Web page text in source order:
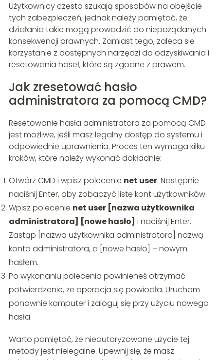
Użytkownicy często szukają sposobów na obejście
tych zabezpieczeń, jednak należy pamiętać, że
działania takie mogą prowadzić do niepożądanych
konsekwencji prawnych. Zamiast tego, zaleca się
korzystanie z dostępnych narzędzi do odzyskiwania i
resetowania haseł, które są zgodne z prawem.
Jak zresetować hasło
administratora za pomocą CMD?
Resetowanie hasła administratora za pomocą CMD
jest możliwe, jeśli masz legalny dostęp do systemu i
odpowiednie uprawnienia. Proces ten wymaga kilku
kroków, które należy wykonać dokładnie:
Otwórz CMD i wpisz polecenie net user. Następnie
naciśnij Enter, aby zobaczyć listę kont użytkowników.
Wpisz polecenie net user [nazwa użytkownika
administratora] [nowe hasło] i naciśnij Enter.
Zastąp [nazwa użytkownika administratora] nazwą
konta administratora, a [nowe hasło] – nowym
hasłem.
Po wykonaniu polecenia powinieneś otrzymać
potwierdzenie, że operacja się powiodła. Uruchom
ponownie komputer i zaloguj się przy użyciu nowego
hasła.
Warto pamiętać, że nieautoryzowane użycie tej
metody jest nielegalne. Upewnij się, że masz